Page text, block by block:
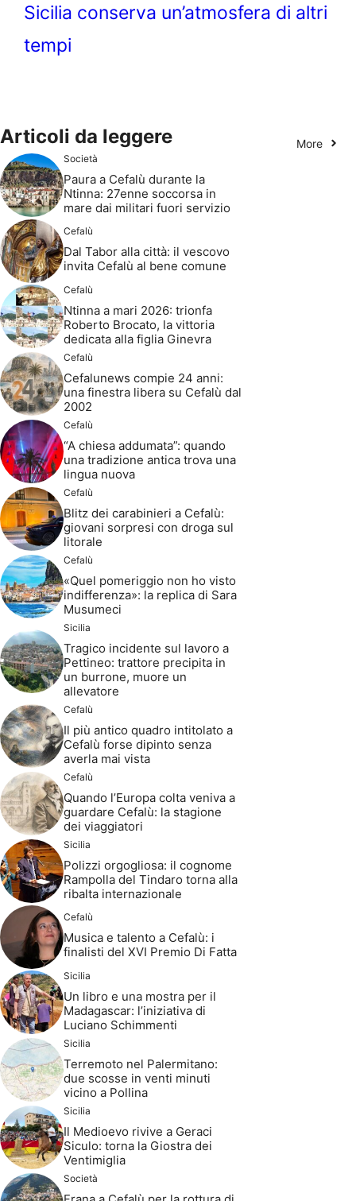
Sicilia conserva un’atmosfera di altri
tempi
Articoli da leggere More
Società
Paura a Cefalù durante la
Ntinna: 27enne soccorsa in
mare dai militari fuori servizio
Cefalù
Dal Tabor alla città: il vescovo
invita Cefalù al bene comune
Cefalù
Ntinna a mari 2026: trionfa
Roberto Brocato, la vittoria
dedicata alla figlia Ginevra
Cefalù
Cefalunews compie 24 anni:
una finestra libera su Cefalù dal
2002
Cefalù
“A chiesa addumata”: quando
una tradizione antica trova una
lingua nuova
Cefalù
Blitz dei carabinieri a Cefalù:
giovani sorpresi con droga sul
litorale
Cefalù
«Quel pomeriggio non ho visto
indifferenza»: la replica di Sara
Musumeci
Sicilia
Tragico incidente sul lavoro a
Pettineo: trattore precipita in
un burrone, muore un
allevatore
Cefalù
Il più antico quadro intitolato a
Cefalù forse dipinto senza
averla mai vista
Cefalù
Quando l’Europa colta veniva a
guardare Cefalù: la stagione
dei viaggiatori
Sicilia
Polizzi orgogliosa: il cognome
Rampolla del Tindaro torna alla
ribalta internazionale
Cefalù
Musica e talento a Cefalù: i
finalisti del XVI Premio Di Fatta
Sicilia
Un libro e una mostra per il
Madagascar: l’iniziativa di
Luciano Schimmenti
Sicilia
Terremoto nel Palermitano:
due scosse in venti minuti
vicino a Pollina
Sicilia
Il Medioevo rivive a Geraci
Siculo: torna la Giostra dei
Ventimiglia
Società